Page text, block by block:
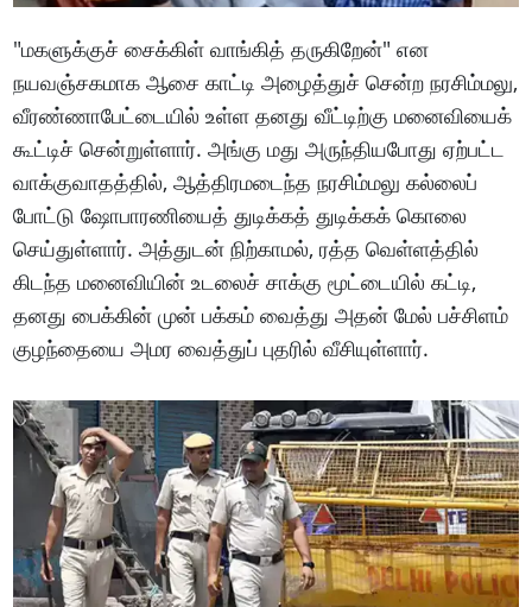
"மகளுக்குச் சைக்கிள் வாங்கித் தருகிறேன்" என
நயவஞ்சகமாக ஆசை காட்டி அழைத்துச் சென்ற நரசிம்மலு,
வீரண்ணாபேட்டையில் உள்ள தனது வீட்டிற்கு மனைவியைக்
கூட்டிச் சென்றுள்ளார். அங்கு மது அருந்தியபோது ஏற்பட்ட
வாக்குவாதத்தில், ஆத்திரமடைந்த நரசிம்மலு கல்லைப்
போட்டு ஷோபாரணியைத் துடிக்கத் துடிக்கக் கொலை
செய்துள்ளார். அத்துடன் நிற்காமல், ரத்த வெள்ளத்தில்
கிடந்த மனைவியின் உடலைச் சாக்கு மூட்டையில் கட்டி,
தனது பைக்கின் முன் பக்கம் வைத்து அதன் மேல் பச்சிளம்
குழந்தையை அமர வைத்துப் புதரில் வீசியுள்ளார்.